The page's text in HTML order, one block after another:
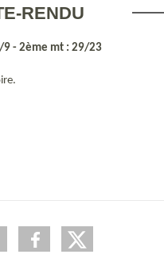
RENDU
- 2ème mt : 29/23